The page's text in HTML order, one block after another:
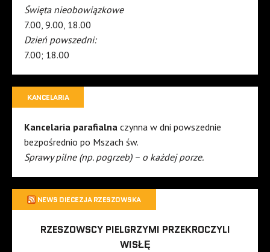
Święta nieobowiązkowe
7.00, 9.00, 18.00
Dzień powszedni:
7.00; 18.00
KANCELARIA
Kancelaria parafialna czynna w dni powszednie
bezpośrednio po Mszach św.
Sprawy pilne (np. pogrzeb) – o każdej porze.
NEWS DIECEZJA RZESZOWSKA
RZESZOWSCY PIELGRZYMI PRZEKROCZYLI
WISŁĘ